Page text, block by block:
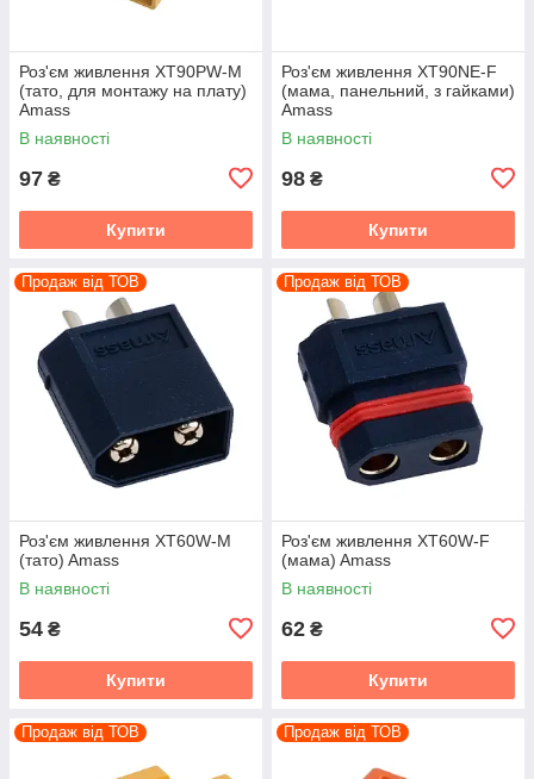
Роз'єм живлення XT90PW-M
(тато, для монтажу на плату)
Amass
В наявності
97 ₴
Купити
Роз'єм живлення XT90NE-F
(мама, панельний, з гайками)
Amass
В наявності
98 ₴
Купити
Продаж від ТОВ
Роз'єм живлення XT60W-M
(тато) Amass
В наявності
54 ₴
Купити
Продаж від ТОВ
Роз'єм живлення XT60W-F
(мама) Amass
В наявності
62 ₴
Купити
Продаж від ТОВ Продаж від ТОВ